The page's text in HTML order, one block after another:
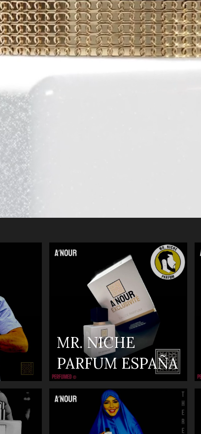
MR. NICHE
PARFUM ESPAÑA